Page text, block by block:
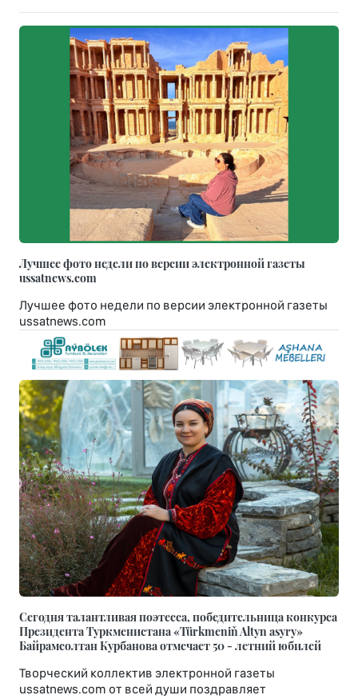
Лучшее фото недели по версии электронной газеты
ussatnews.com
Лучшее фото недели по версии электронной газеты
ussatnews.com
Сегодня талантливая поэтесса, победительница конкурса
Президента Туркменистана «Türkmeniň Altyn asyry»
Байрамсолтан Курбанова отмечает 50 - летний юбилей
Творческий коллектив электронной газеты
ussatnews.com от всей души поздравляет